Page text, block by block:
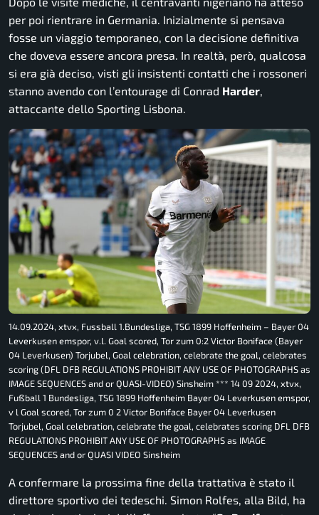
per poi rientrare in Germania. Inizialmente si pensava
fosse un viaggio temporaneo, con la decisione definitiva
che doveva essere ancora presa. In realtà, però, qualcosa
si era già deciso, visti gli insistenti contatti che i rossoneri
stanno avendo con l’entourage di Conrad Harder
attaccante dello Sporting Lisbona.
14.09.2024, xtvx, Fussball 1.Bundesliga, TSG 1899 Hoffenheim – Bayer 04
Leverkusen emspor, v.l. Goal scored, Tor zum 0:2 Victor Boniface (Bayer
04 Leverkusen) Torjubel, Goal celebration, celebrate the goal, celebrates
scoring (DFL DFB REGULATIONS PROHIBIT ANY USE OF PHOTOGRAPHS as
IMAGE SEQUENCES and or QUASI-VIDEO) Sinsheim *** 14 09 2024, xtvx,
Fußball 1 Bundesliga, TSG 1899 Hoffenheim Bayer 04 Leverkusen emspor,
v l Goal scored, Tor zum 0 2 Victor Boniface Bayer 04 Leverkusen
Torjubel, Goal celebration, celebrate the goal, celebrates scoring DFL DFB
REGULATIONS PROHIBIT ANY USE OF PHOTOGRAPHS as IMAGE
SEQUENCES and or QUASI VIDEO Sinsheim
A confermare la prossima fine della trattativa è stato il
direttore sportivo dei tedeschi. Simon Rolfes, alla Bild , ha